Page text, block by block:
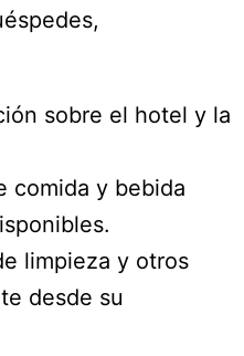
sobre el hotel y la
comida y bebida
limpieza y otros
desde su